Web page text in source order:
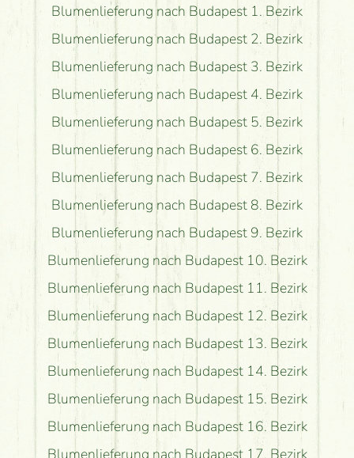
Blumenlieferung nach Budapest 1. Bezirk
Blumenlieferung nach Budapest 2. Bezirk
Blumenlieferung nach Budapest 3. Bezirk
Blumenlieferung nach Budapest 4. Bezirk
Blumenlieferung nach Budapest 5. Bezirk
Blumenlieferung nach Budapest 6. Bezirk
Blumenlieferung nach Budapest 7. Bezirk
Blumenlieferung nach Budapest 8. Bezirk
Blumenlieferung nach Budapest 9. Bezirk
Blumenlieferung nach Budapest 10. Bezirk
Blumenlieferung nach Budapest 11. Bezirk
Blumenlieferung nach Budapest 12. Bezirk
Blumenlieferung nach Budapest 13. Bezirk
Blumenlieferung nach Budapest 14. Bezirk
Blumenlieferung nach Budapest 15. Bezirk
Blumenlieferung nach Budapest 16. Bezirk
Blumenlieferung nach Budapest 17. Bezirk